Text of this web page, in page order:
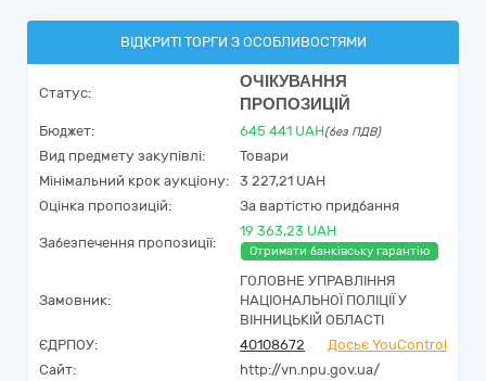
ВІДКРИТІ ТОРГИ З ОСОБЛИВОСТЯМИ
Статус:
ОЧІКУВАННЯ
ПРОПОЗИЦІЙ
Бюджет: 645 441 UAH(без ПДВ)
Вид предмету закупівлі:
Товари
Мінімальний крок аукціону:
3 227,21 UAH
Оцінка пропозицій:
За вартістю придбання
Забезпечення пропозиції:
19 363,23 UAH
Отримати банківську гарантію
Замовник:
ГОЛОВНЕ УПРАВЛІННЯ
НАЦІОНАЛЬНОЇ ПОЛІЦІЇ У
ВІННИЦЬКІЙ ОБЛАСТІ
ЄДРПОУ:
40108672
Досьє YouControl
Сайт:
http://vn.npu.gov.ua/